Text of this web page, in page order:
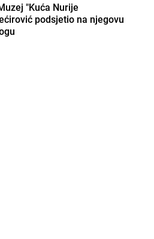
"Kuća Nurije
podsjetio na njegovu